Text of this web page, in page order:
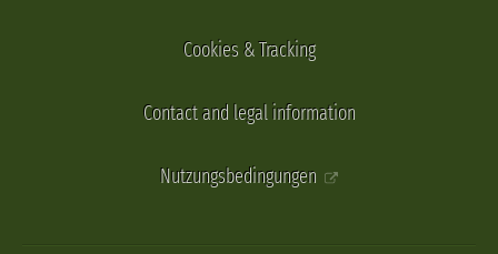
Cookies & Tracking
Contact and legal information
Nutzungsbedingungen